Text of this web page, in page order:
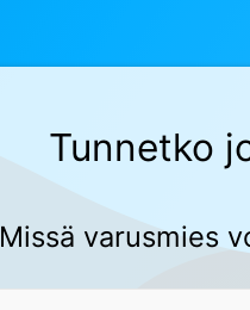
Tunnetko
Missä varusmies